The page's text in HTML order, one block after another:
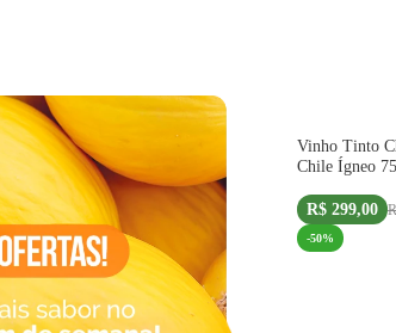
IMPORTADO
Vinho Tinto
Chile Ígneo
R$ 299,00
-50%